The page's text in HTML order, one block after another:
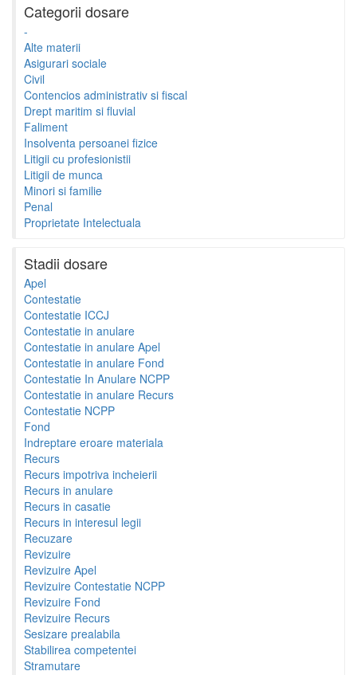
Categorii dosare
-
Alte materii
Asigurari sociale
Civil
Contencios administrativ si fiscal
Drept maritim si fluvial
Faliment
Insolventa persoanei fizice
Litigii cu profesionistii
Litigii de munca
Minori si familie
Penal
Proprietate Intelectuala
Stadii dosare
Apel
Contestatie
Contestatie ICCJ
Contestatie in anulare
Contestatie in anulare Apel
Contestatie in anulare Fond
Contestatie In Anulare NCPP
Contestatie in anulare Recurs
Contestatie NCPP
Fond
Indreptare eroare materiala
Recurs
Recurs impotriva incheierii
Recurs in anulare
Recurs in casatie
Recurs in interesul legii
Recuzare
Revizuire
Revizuire Apel
Revizuire Contestatie NCPP
Revizuire Fond
Revizuire Recurs
Sesizare prealabila
Stabilirea competentei
Stramutare